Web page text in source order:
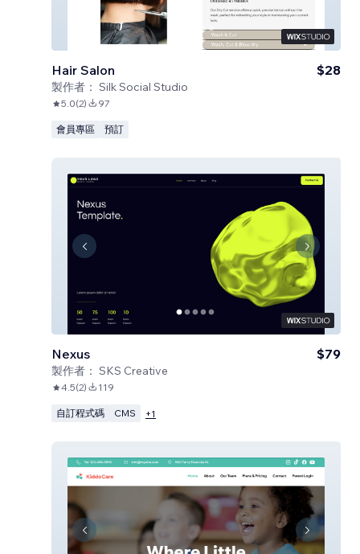
Hair Salon
製作者： Silk Social Studio
$28
5.0(2) 97
會員專區 預訂
Nexus
製作者： SKS Creative
$79
4.5(2) 119
自訂程式碼 CMS +1